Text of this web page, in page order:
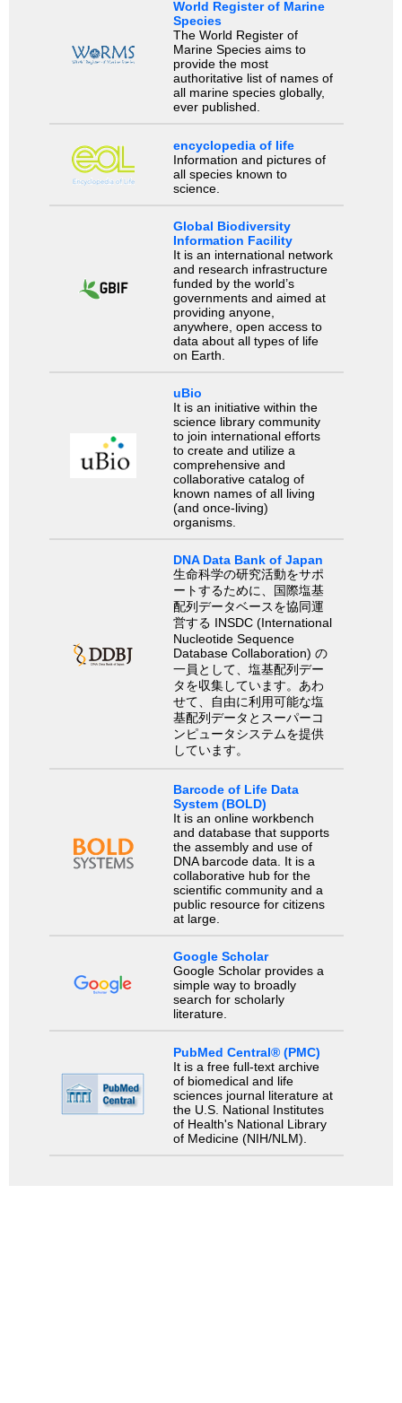
World Register of Marine
Species
The World Register of
Marine Species aims to
provide the most
authoritative list of names of
all marine species globally,
ever published.
encyclopedia of life
Information and pictures of
all species known to
science.
Global Biodiversity
Information Facility
It is an international network
and research infrastructure
funded by the world’s
governments and aimed at
providing anyone,
anywhere, open access to
data about all types of life
on Earth.
uBio
It is an initiative within the
science library community
to join international efforts
to create and utilize a
comprehensive and
collaborative catalog of
known names of all living
(and once-living)
organisms.
DNA Data Bank of Japan
生命科学の研究活動をサポ
ートするために、国際塩基
配列データベースを協同運
営する INSDC (International
Nucleotide Sequence
Database Collaboration) の
一員として、塩基配列デー
タを収集しています。あわ
せて、自由に利用可能な塩
基配列データとスーパーコ
ンピュータシステムを提供
しています。
Barcode of Life Data
System (BOLD)
It is an online workbench
and database that supports
the assembly and use of
DNA barcode data. It is a
collaborative hub for the
scientific community and a
public resource for citizens
at large.
Google Scholar
Google Scholar provides a
simple way to broadly
search for scholarly
literature.
PubMed Central® (PMC)
It is a free full-text archive
of biomedical and life
sciences journal literature at
the U.S. National Institutes
of Health's National Library
of Medicine (NIH/NLM).